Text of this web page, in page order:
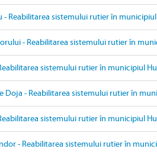
- Reabilitarea sistemului rutier în
- Reabilitarea sistemului rutier în
sistemului rutier în municipiul
Doja - Reabilitarea sistemului rutier în
sistemului rutier în municipiul
- Reabilitarea sistemului rutier în